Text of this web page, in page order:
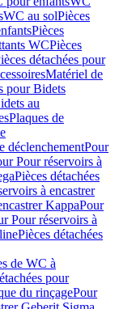
WC au solPièces
Pièces
WCPièces
détachées pour
Matériel de
pour Bidets
au
Plaques de
déclenchementPour
Pour réservoirs à
Pièces détachées
à encastrer
KappaPour
Pour réservoirs à
Pièces détachées
de WC à
pour
du rinçagePour